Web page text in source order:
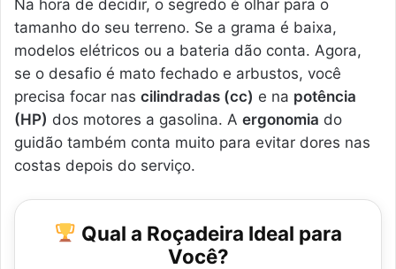
Na hora de decidir, o segredo é olhar para o
tamanho do seu terreno. Se a grama é baixa,
modelos elétricos ou a bateria dão conta. Agora,
se o desafio é mato fechado e arbustos, você
precisa focar nas cilindradas (cc) e na potência
(HP) dos motores a gasolina. A ergonomia do
guidão também conta muito para evitar dores nas
costas depois do serviço.
Qual a Roçadeira Ideal para
Você?